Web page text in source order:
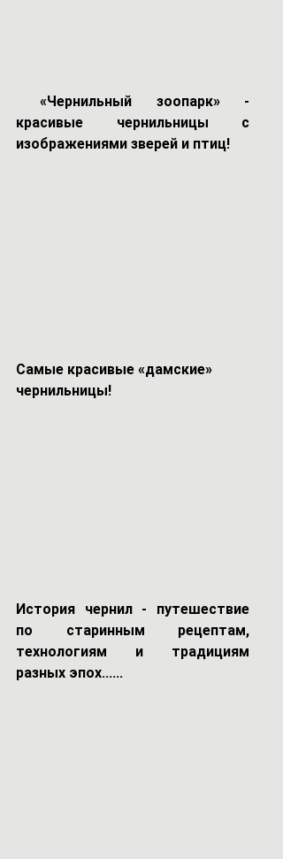
«Чернильный зоопарк» -
красивые чернильницы с
изображениями зверей и птиц!
Самые красивые «дамские»
чернильницы!
История чернил - путешествие
по старинным рецептам,
технологиям и традициям
разных эпох......